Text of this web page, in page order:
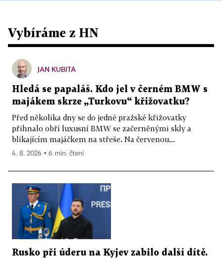
Vybíráme z HN
JAN KUBITA
Hledá se papaláš. Kdo jel v černém BMW s
majákem skrze „Turkovu“ křižovatku?
Před několika dny se do jedné pražské křižovatky
přihnalo obří luxusní BMW se začerněnými skly a
blikajícím majáčkem na střeše. Na červenou...
4. 8. 2026 ▪ 6 min. čtení
Rusko při úderu na Kyjev zabilo další dítě.